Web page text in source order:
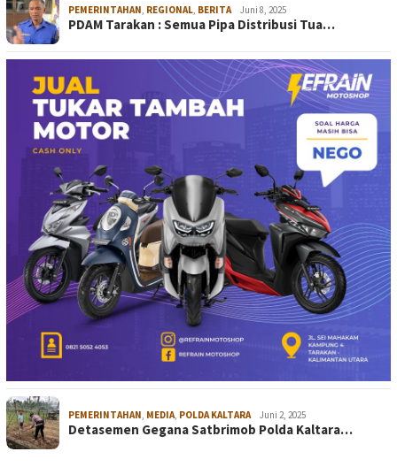
PEMERINTAHAN, REGIONAL, BERITA Juni 8, 2025
PDAM Tarakan : Semua Pipa Distribusi Tua…
PEMERINTAHAN MEDIA POLDA KALTARA Juni 2, 2025
Detasemen Gegana Satbrimob Polda Kaltara…